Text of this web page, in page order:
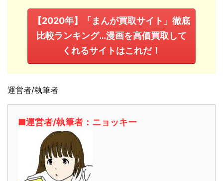
【2020年】「まんが買取サイト」徹底
比較ランキング…漫画を高価買取して
くれるサイトはこれだ！
運営者/執筆者
■運営者/執筆者：ニョッキー